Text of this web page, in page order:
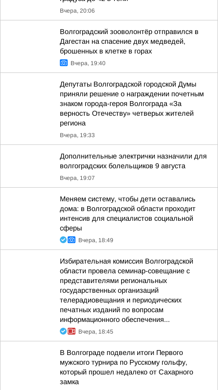
Вчера, 20:06
Волгоградский зооволонтёр отправился в
Дагестан на спасение двух медведей,
брошенных в клетке в горах
Вчера, 19:40
Депутаты Волгоградской городской Думы
приняли решение о награждении почетным
знаком города-героя Волгограда «За
верность Отечеству» четверых жителей
региона
Вчера, 19:33
Дополнительные электрички назначили для
волгоградских болельщиков 9 августа
Вчера, 19:07
Меняем систему, чтобы дети оставались
дома: в Волгоградской области проходит
интенсив для специалистов социальной
сферы
Вчера, 18:49
Избирательная комиссия Волгоградской
области провела семинар-совещание с
представителями региональных
государственных организаций
телерадиовещания и периодических
печатных изданий по вопросам
информационного обеспечения...
Вчера, 18:45
В Волгограде подвели итоги Первого
мужского турнира по Русскому гольфу,
который прошел недалеко от Сахарного
замка